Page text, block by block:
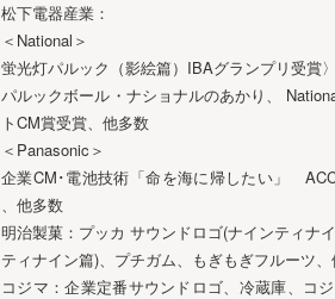
松下電器産業：
＜National＞
蛍光灯パルック（影絵篇）IBAグランプリ受賞
パルックボール・ナショナルのあかり、
トCM賞受賞、他多数
＜Panasonic＞
企業CM･電池技術「命を海に帰したい」
、他多数
明治製菓：プッカ サウンドロゴ(ナインティナ
ティナイン篇)、プチガム、もぎもぎフルーツ
コジマ：企業定番サウンドロゴ、冷蔵庫、コ